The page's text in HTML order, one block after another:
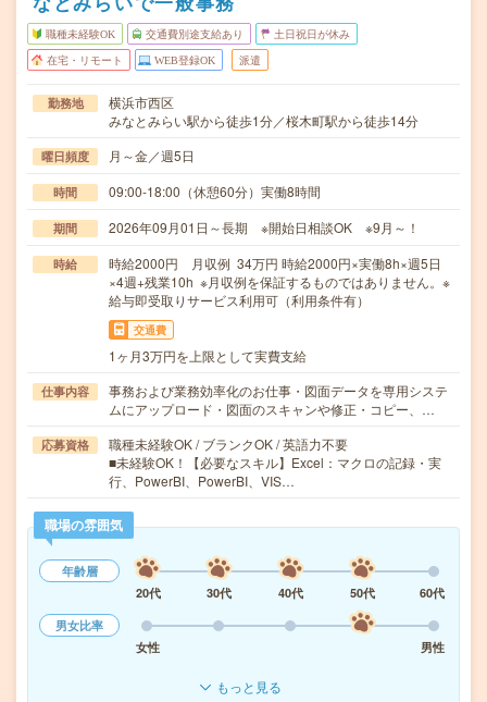
職種未経験OK 交通費別途支給あり 土日祝日が休み
在宅・リモート WEB登録OK 派遣
勤務地
横浜市西区
みなとみらい駅から徒歩1分／桜木町駅から徒歩14分
曜日頻度 月～金／週5日
時間 09:00-18:00（休憩60分）実働8時間
期間 2026年09月01日～長期 ※開始日相談OK ※9月～！
時給
時給2000円 月収例 34万円 時給2000円×実働8h×週5日
×4週+残業10h ※月収例を保証するものではありません。※
給与即受取りサービス利用可（利用条件有）
交通費
1ヶ月3万円を上限として実費支給
仕事内容
事務および業務効率化のお仕事・図面データを専用システ
ムにアップロード・図面のスキャンや修正・コピー、…
応募資格
職種未経験OK / ブランクOK / 英語力不要
■未経験OK！【必要なスキル】Excel：マクロの記録・実
行、PowerBI、PowerBI、VIS…
職場の雰囲気
年齢層
20代
30代 40代 50代
60代
男女比率
女性
男性
もっと見る